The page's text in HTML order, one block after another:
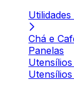
Chá e
Panelas